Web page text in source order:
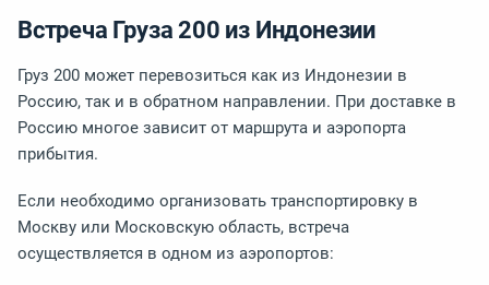
Встреча Груза 200 из Индонезии
Груз 200 может перевозиться как из Индонезии в
Россию, так и в обратном направлении. При доставке в
Россию многое зависит от маршрута и аэропорта
прибытия.
Если необходимо организовать транспортировку в
Москву или Московскую область, встреча
осуществляется в одном из аэропортов: